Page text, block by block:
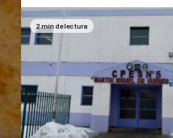
2 min de lectura